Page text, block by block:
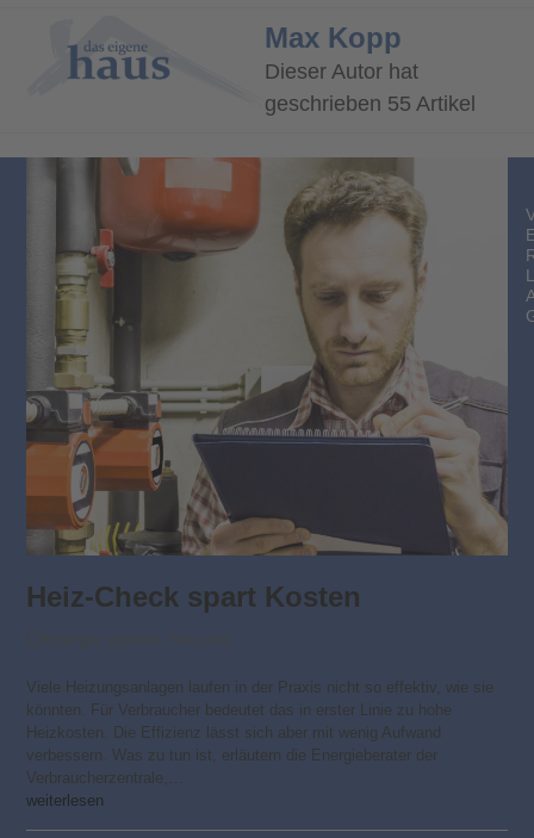
mobile
mobile
Max Kopp
Dieser Autor hat
geschrieben 55 Artikel
Heiz-Check spart Kosten
Viele Heizungsanlagen laufen in der Praxis nicht so effektiv, wie sie
könnten. Für Verbraucher bedeutet das in erster Linie zu hohe
Heizkosten. Die Effizienz lässt sich aber mit wenig Aufwand
verbessern. Was zu tun ist, erläutern die Energieberater der
Verbraucherzentrale,…
weiterlesen
L